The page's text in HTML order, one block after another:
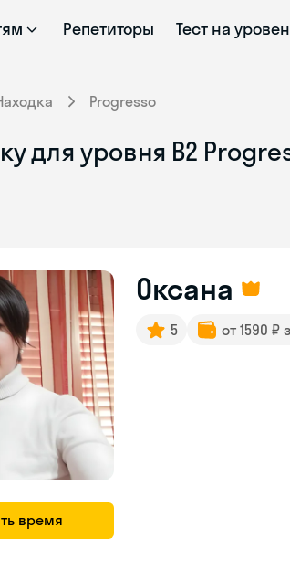
Репетиторы Тест на
Progresso
для уровня B2
время
Оксана
5 от 1590 ₽